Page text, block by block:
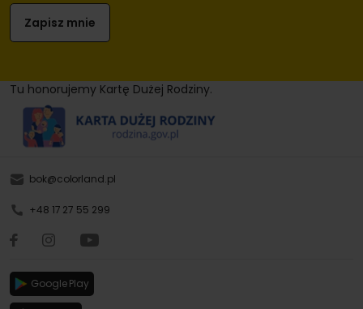
Tu honorujemy Kartę Dużej Rodziny.
bok@colorland.pl
+48 17 27 55 299
Google Play